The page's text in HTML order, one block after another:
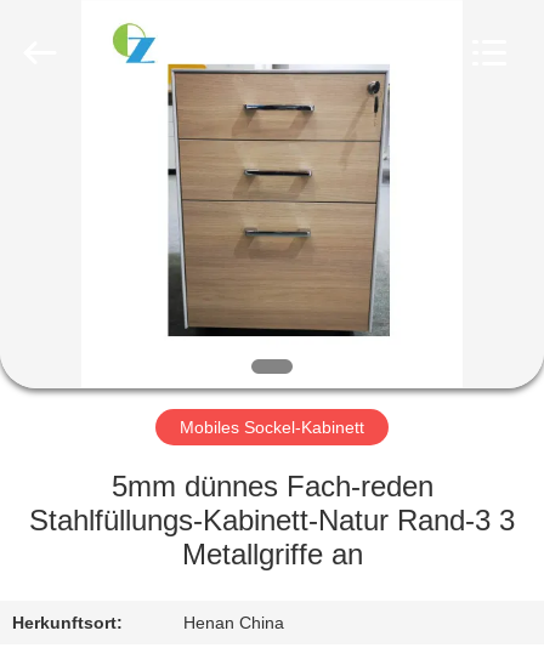
PRODUKTE
FABRIK-
AUSFLUG
QUALITÄTSKONTROLLE
SIE
Mobiles Sockel-Kabinett
5mm dünnes Fach-reden
Stahlfüllungs-Kabinett-Natur Rand-3 3
Metallgriffe an
Herkunftsort: Henan China